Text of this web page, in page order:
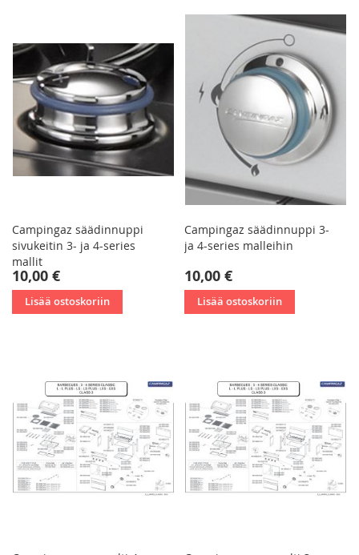
Campingaz säädinnuppi
sivukeitin 3- ja 4-series
mallit
10,00 €
Lisää ostoskoriin
Campingaz säädinnuppi 3-
ja 4-series malleihin
10,00 €
Lisää ostoskoriin